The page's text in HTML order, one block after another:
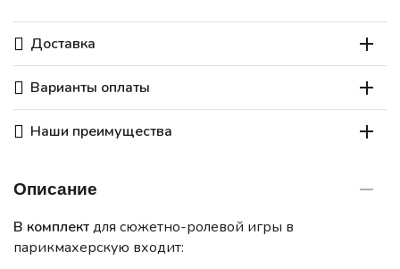
Доставка
Варианты оплаты
Наши преимущества
Описание
В комплектдля сюжетно-ролевой игры в
парикмахерскую входит: